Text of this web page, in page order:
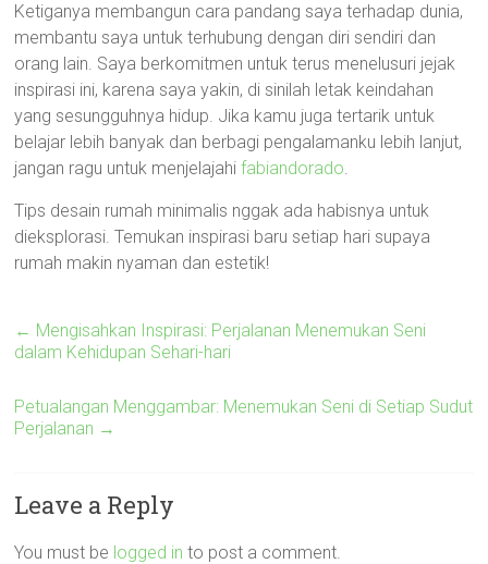
Ketiganya membangun cara pandang saya terhadap dunia,
membantu saya untuk terhubung dengan diri sendiri dan
orang lain. Saya berkomitmen untuk terus menelusuri jejak
inspirasi ini, karena saya yakin, di sinilah letak keindahan
yang sesungguhnya hidup. Jika kamu juga tertarik untuk
belajar lebih banyak dan berbagi pengalamanku lebih lanjut,
jangan ragu untuk menjelajahifabiandorado.
Tips desain rumah minimalis nggak ada habisnya untuk
dieksplorasi. Temukan inspirasi baru setiap hari supaya
rumah makin nyaman dan estetik!
← Mengisahkan Inspirasi: Perjalanan Menemukan Seni
dalam Kehidupan Sehari-hari
Petualangan Menggambar: Menemukan Seni di Setiap Sudut
Perjalanan →
Leave a Reply
You must be logged in to post a comment.